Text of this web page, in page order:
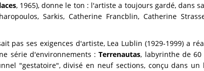
, 1965), donne le ton : l'artiste a toujours gardé, dans
Sarkis, Catherine Francblin, Catherine
pas ses exigences d'artiste, Lea Lublin (1929-1999) a
série d'environnements :Terrenautas, labyrinthe de 60
"gestatoire", divisé en neuf sections, conçu dans